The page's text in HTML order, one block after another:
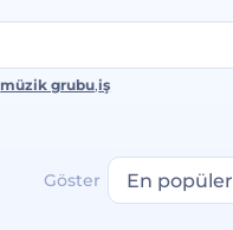
müzik grubu,iş
Göster En popüler